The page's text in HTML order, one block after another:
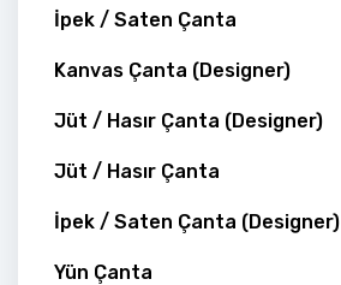
İpek / Saten Çanta
Kanvas Çanta (Designer)
Jüt / Hasır Çanta (Designer)
Jüt / Hasır Çanta
İpek / Saten Çanta (Designer)
Yün Çanta